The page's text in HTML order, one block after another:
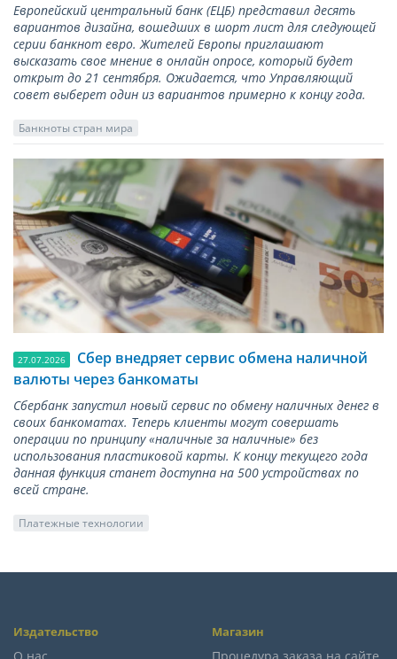
Европейский центральный банк (ЕЦБ) представил десять
вариантов дизайна, вошедших в шорт лист для следующей
серии банкнот евро. Жителей Европы приглашают
высказать свое мнение в онлайн опросе, который будет
открыт до 21 сентября. Ожидается, что Управляющий
совет выберет один из вариантов примерно к концу года.
Банкноты стран мира
27.07.2026
Сбер внедряет сервис обмена наличной
валюты через банкоматы
Сбербанк запустил новый сервис по обмену наличных денег в
своих банкоматах. Теперь клиенты могут совершать
операции по принципу «наличные за наличные» без
использования пластиковой карты. К концу текущего года
данная функция станет доступна на 500 устройствах по
всей стране.
Платежные технологии
Издательство Магазин